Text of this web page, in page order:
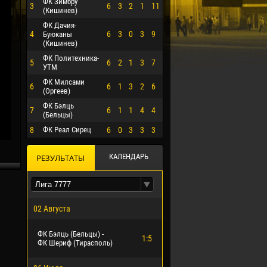
3
(Кишинев)
6 3 2 1 11
4
ФК Дачия-
Буюканы
(Кишинев)
6 3 0 3 9
5
ФК Политехника-
УТМ
6 2 1 3 7
6
ФК Милсами
(Оргеев)
6 1 3 2 6
7
ФК Бэлць
(Бельцы)
6 1 1 4 4
8 ФК Реал Сирец 6 0 3 3 3
РЕЗУЛЬТАТЫ КАЛЕНДАРЬ
02 Августа
ФК Бэлць (Бельцы) -
ФК Шериф (Тирасполь)
1:5